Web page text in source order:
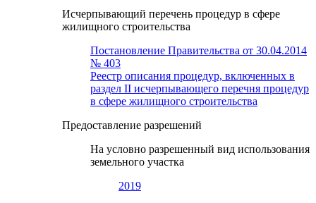
Исчерпывающий перечень процедур в сфере
жилищного строительства
Постановление Правительства от 30.04.2014
№ 403
Реестр описания процедур, включенных в
раздел II исчерпывающего перечня процедур
в сфере жилищного строительства
Предоставление разрешений
На условно разрешенный вид использования
земельного участка
2019